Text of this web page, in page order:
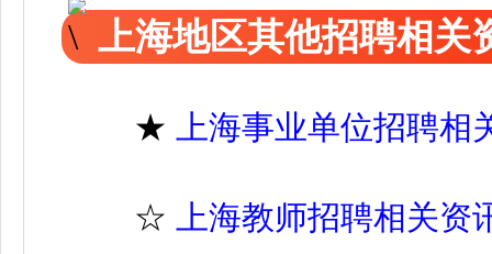
上海地区其他招聘相关
★ 上海事业单位招聘相
☆ 上海教师招聘相关资